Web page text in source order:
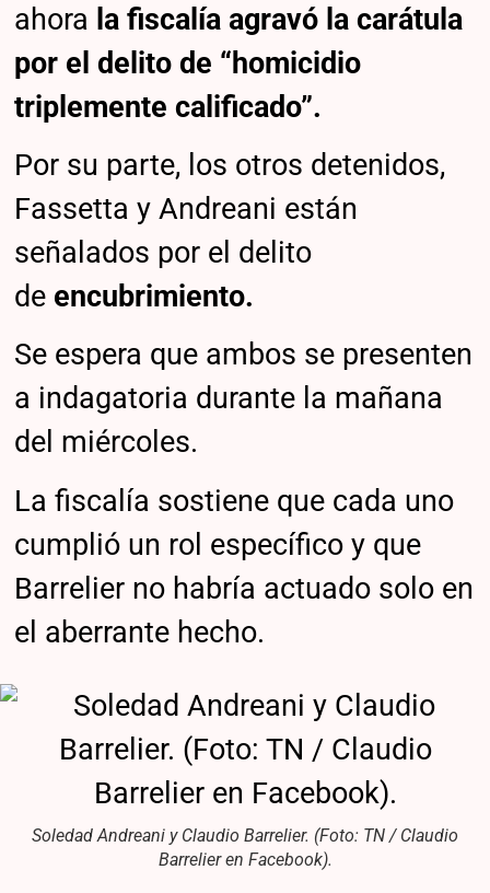
ahora la fiscalía agravó la carátula
por el delito de “homicidio
triplemente calificado”.
Por su parte, los otros detenidos,
Fassetta y Andreani están
señalados por el delito
de encubrimiento.
Se espera que ambos se presenten
a indagatoria durante la mañana
del miércoles.
La fiscalía sostiene que cada uno
cumplió un rol específico y que
Barrelier no habría actuado solo en
el aberrante hecho.
Soledad Andreani y Claudio Barrelier. (Foto: TN / Claudio
Barrelier en Facebook).